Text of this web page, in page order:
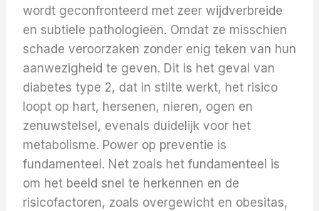
wordt geconfronteerd met zeer wijdverbreide
en subtiele pathologieën. Omdat ze misschien
schade veroorzaken zonder enig teken van hun
aanwezigheid te geven. Dit is het geval van
diabetes type 2, dat in stilte werkt, het risico
loopt op hart, hersenen, nieren, ogen en
zenuwstelsel, evenals duidelijk voor het
metabolisme. Power op preventie is
fundamenteel. Net zoals het fundamenteel is
om het beeld snel te herkennen en de
risicofactoren, zoals overgewicht en obesitas,